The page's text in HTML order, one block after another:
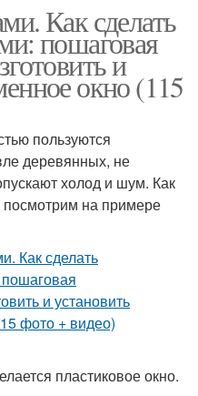
Как сделать
пошаговая
и
окно (115
пользуются
деревянных, не
холод и шум. Как
посмотрим на примере
пластиковое окно.